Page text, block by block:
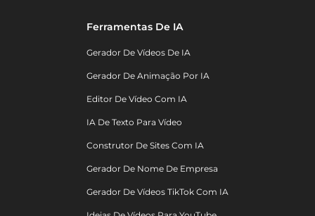
Ferramentas De IA
Gerador De Vídeos De IA
Gerador De Animação Por IA
Editor De Vídeo Com IA
IA De Texto Para Vídeo
Construtor De Sites Com IA
Gerador De Nome De Empresa
Gerador De Vídeos TikTok Com IA